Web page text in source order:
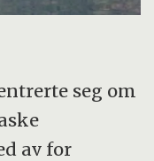
seg om
av for